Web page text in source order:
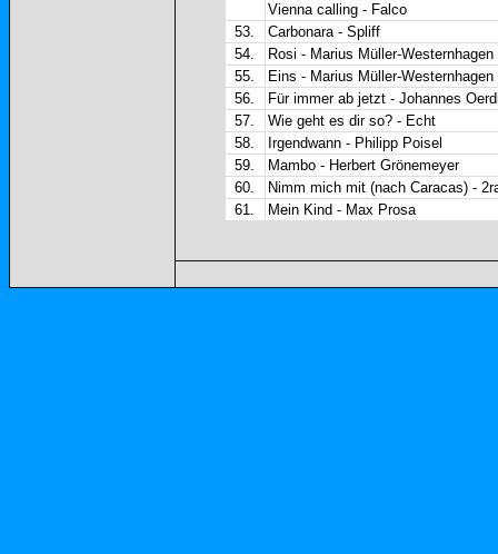
Vienna calling - Falco
53.
Carbonara - Spliff
54.
Rosi - Marius Müller-Westernhagen
55.
Eins - Marius Müller-Westernhagen
56.
Für immer ab jetzt - Johannes
57.
Wie geht es dir so? - Echt
58.
Irgendwann - Philipp Poisel
59.
Mambo - Herbert Grönemeyer
60.
Nimm mich mit (nach Caracas) -
61.
Mein Kind - Max Prosa